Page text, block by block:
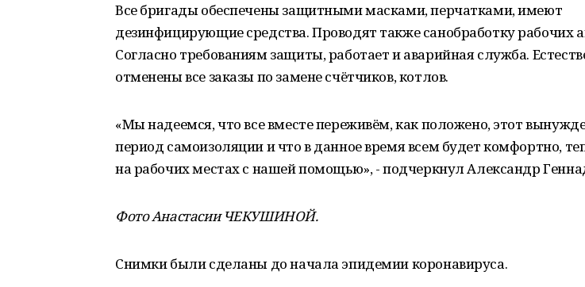
Все бригады обеспечены защитными масками, перчатками, имеют
дезинфицирующие средства. Проводят также санобработку рабочих
Согласно требованиям защиты, работает и аварийная служба.
отменены все заказы по замене счётчиков, котлов.
«Мы надеемся, что все вместе переживём, как положено, этот
период самоизоляции и что в данное время всем будет комфортно,
на рабочих местах с нашей помощью», - подчеркнул Александр
Фото Анастасии ЧЕКУШИНОЙ.
Снимки были сделаны до начала эпидемии коронавируса.